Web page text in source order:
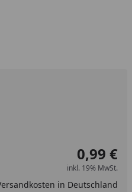
eingeben
um eins erhöhen
0,99 €
inkl. 19% MwSt.
in Deutschland